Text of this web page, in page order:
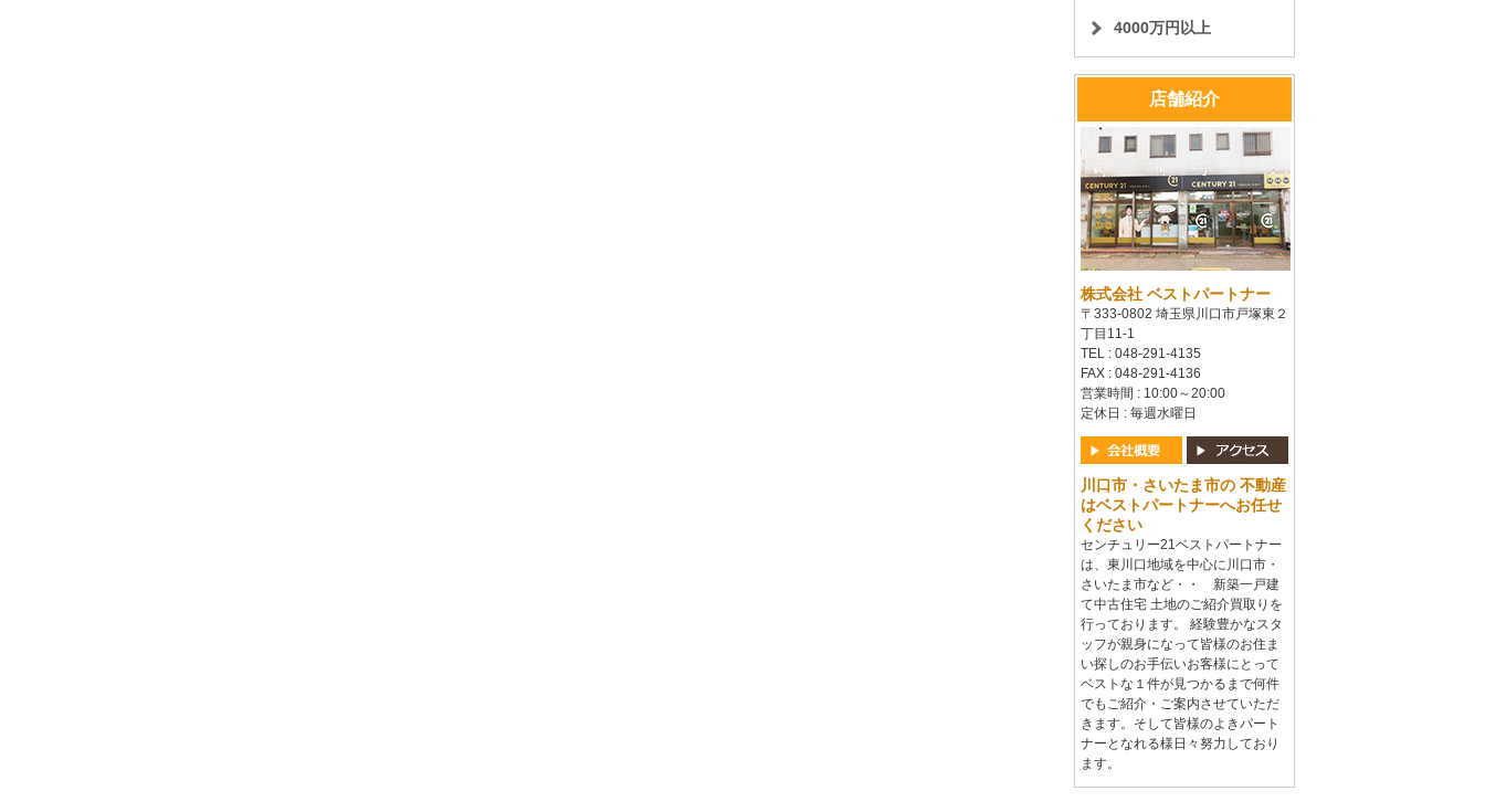
4000万円以上
店舗紹介
株式会社 ベストパートナー
〒333-0802 埼玉県川口市戸塚東２
丁目11-1
TEL : 048-291-4135
FAX : 048-291-4136
営業時間 : 10:00～20:00
定休日 : 毎週水曜日
川口市・さいたま市の 不動産
はベストパートナーへお任せ
ください
センチュリー21ベストパートナー
は、東川口地域を中心に川口市・
さいたま市など・・ 新築一戸建
て中古住宅 土地のご紹介買取りを
行っております。 経験豊かなスタ
ッフが親身になって皆様のお住ま
い探しのお手伝いお客様にとって
ベストな１件が見つかるまで何件
でもご紹介・ご案内させていただ
きます。そして皆様のよきパート
ナーとなれる様日々努力しており
ます。